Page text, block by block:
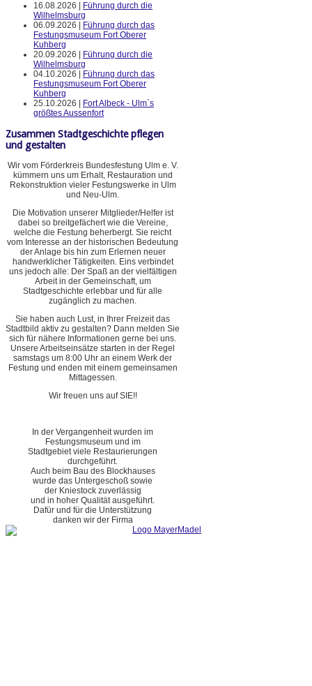
16.08.2026 |
Führung durch die
Wilhelmsburg
06.09.2026 |
Führung durch das
Festungsmuseum Fort Oberer
Kuhberg
20.09.2026 |
Führung durch die
Wilhelmsburg
04.10.2026 |
Führung durch das
Festungsmuseum Fort Oberer
Kuhberg
25.10.2026 |
Fort Albeck - Ulm`s
größtes Aussenfort
Zusammen Stadtgeschichte pflegen
und gestalten
Wir vom Förderkreis Bundesfestung Ulm e. V.
kümmern uns um Erhalt, Restauration und
Rekonstruktion vieler Festungswerke in Ulm
und Neu-Ulm.
Die Motivation unserer Mitglieder/Helfer ist
dabei so breitgefächert wie die Vereine,
welche die Festung beherbergt. Sie reicht
vom Interesse an der historischen Bedeutung
der Anlage bis hin zum Erlernen neuer
handwerklicher Tätigkeiten. Eins verbindet
uns jedoch alle: Der Spaß an der vielfältigen
Arbeit in der Gemeinschaft, um
Stadtgeschichte erlebbar und für alle
zugänglich zu machen.
Sie haben auch Lust, in Ihrer Freizeit das
Stadtbild aktiv zu gestalten? Dann melden Sie
sich für nähere Informationen gerne bei uns.
Unsere Arbeitseinsätze starten in der Regel
samstags um 8:00 Uhr an einem Werk der
Festung und enden mit einem gemeinsamen
Mittagessen.
Wir freuen uns auf SIE!!
In der Vergangenheit wurden im
Festungsmuseum und im
Stadtgebiet viele Restaurierungen
durchgeführt.
Auch beim Bau des Blockhauses
wurde das Untergeschoß sowie
der Kniestock zuverlässig
und in hoher Qualität ausgeführt.
Dafür und für die Unterstützung
danken wir der Firma